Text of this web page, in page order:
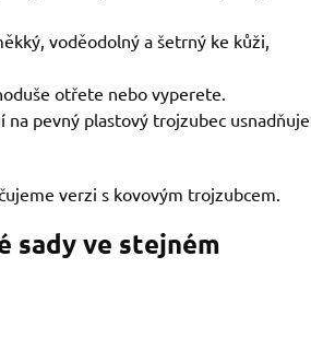
voděodolný a šetrný ke kůži,
otřete nebo vyperete.
na pevný plastový trojzubec usnadňuje
verzi s kovovým trojzubcem.
sady ve stejném